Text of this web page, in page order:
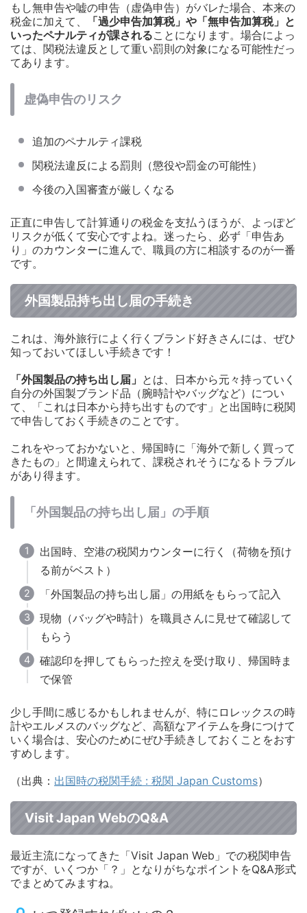
もし無申告や嘘の申告（虚偽申告）がバレた場合、本来の
税金に加えて、
「過少申告加算税」や「無申告加算税」と
いったペナルティが課されることになります。場合によっ
ては、関税法違反として重い罰則の対象になる可能性だっ
てあります。
虚偽申告のリスク
追加のペナルティ課税
関税法違反による罰則（懲役や罰金の可能性）
今後の入国審査が厳しくなる
正直に申告して計算通りの税金を支払うほうが、よっぽど
リスクが低くて安心ですよね。迷ったら、必ず「申告あ
り」のカウンターに進んで、職員の方に相談するのが一番
です。
外国製品持ち出し届の手続き
これは、海外旅行によく行くブランド好きさんには、ぜひ
知っておいてほしい手続きです！
「外国製品の持ち出し届」 とは、日本から元々持っていく
自分の外国製ブランド品（腕時計やバッグなど）につい
て、「これは日本から持ち出すものです」と出国時に税関
で申告しておく手続きのことです。
これをやっておかないと、帰国時に「海外で新しく買って
きたもの」と間違えられて、課税されそうになるトラブル
があり得ます。
「外国製品の持ち出し届」の手順
出国時、空港の税関カウンターに行く（荷物を預け
る前がベスト）
「外国製品の持ち出し届」の用紙をもらって記入
現物（バッグや時計）を職員さんに見せて確認して
もらう
確認印を押してもらった控えを受け取り、帰国時ま
で保管
少し手間に感じるかもしれませんが、特にロレックスの時
計やエルメスのバッグなど、高額なアイテムを身につけて
いく場合は、安心のためにぜひ手続きしておくことをおす
すめします。
（出典： 出国時の税関手続 : 税関 Japan Customs）
Visit Japan WebのQ&A
最近主流になってきた「Visit Japan Web」での税関申告
ですが、いくつか「？」となりがちなポイントをQ&A形式
でまとめてみますね。